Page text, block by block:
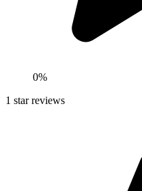
0%
1 star reviews